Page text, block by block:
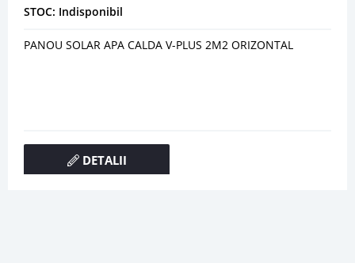
STOC: Indisponibil
PANOU SOLAR APA CALDA V-PLUS 2M2 ORIZONTAL
DETALII